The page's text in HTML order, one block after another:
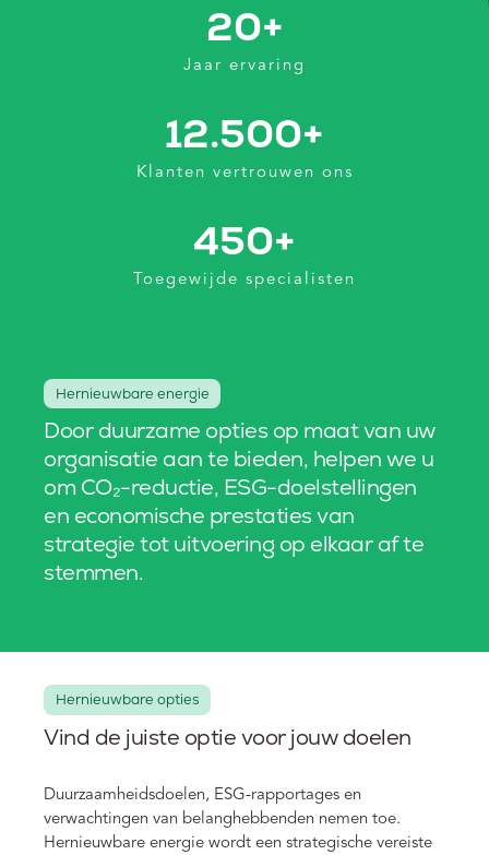
20+
Jaar ervaring
12.500+
Klanten vertrouwen ons
450+
Toegewijde specialisten
Hernieuwbare energie
Door duurzame opties op maat van uw
organisatie aan te bieden, helpen we u
om CO₂-reductie, ESG-doelstellingen
en economische prestaties van
strategie tot uitvoering op elkaar af te
stemmen.
Hernieuwbare opties
Vind de juiste optie voor jouw doelen
Duurzaamheidsdoelen, ESG-rapportages en
verwachtingen van belanghebbenden nemen toe.
Hernieuwbare energie wordt een strategische vereiste